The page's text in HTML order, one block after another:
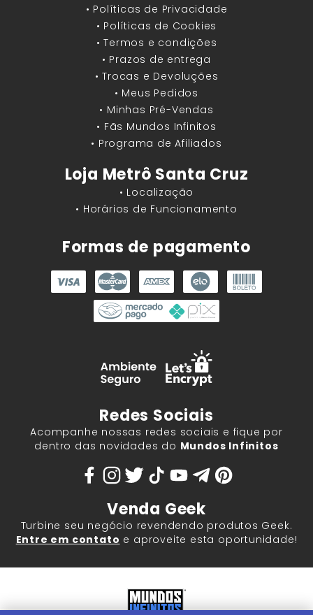
• Políticas de Privacidade
• Políticas de Cookies
• Termos e condições
• Prazos de entrega
• Trocas e Devoluções
• Meus Pedidos
• Minhas Pré-Vendas
• Fãs Mundos Infinitos
• Programa de Afiliados
Loja Metrô Santa Cruz
• Localização
• Horários de Funcionamento
Formas de pagamento
Redes Sociais
Acompanhe nossas redes sociais e fique por
dentro das novidades do Mundos Infinitos
Venda Geek
Turbine seu negócio revendendo produtos Geek.
Entre em contato e aproveite esta oportunidade!